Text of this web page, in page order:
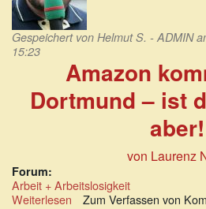
Gespeichert von Helmut S. - ADMIN
15:23
Amazon
Dortmund – ist
aber!
von Laurenz
Forum:
Arbeit + Arbeitslosigkeit
Weiterlesen über
Zum Verfassen von